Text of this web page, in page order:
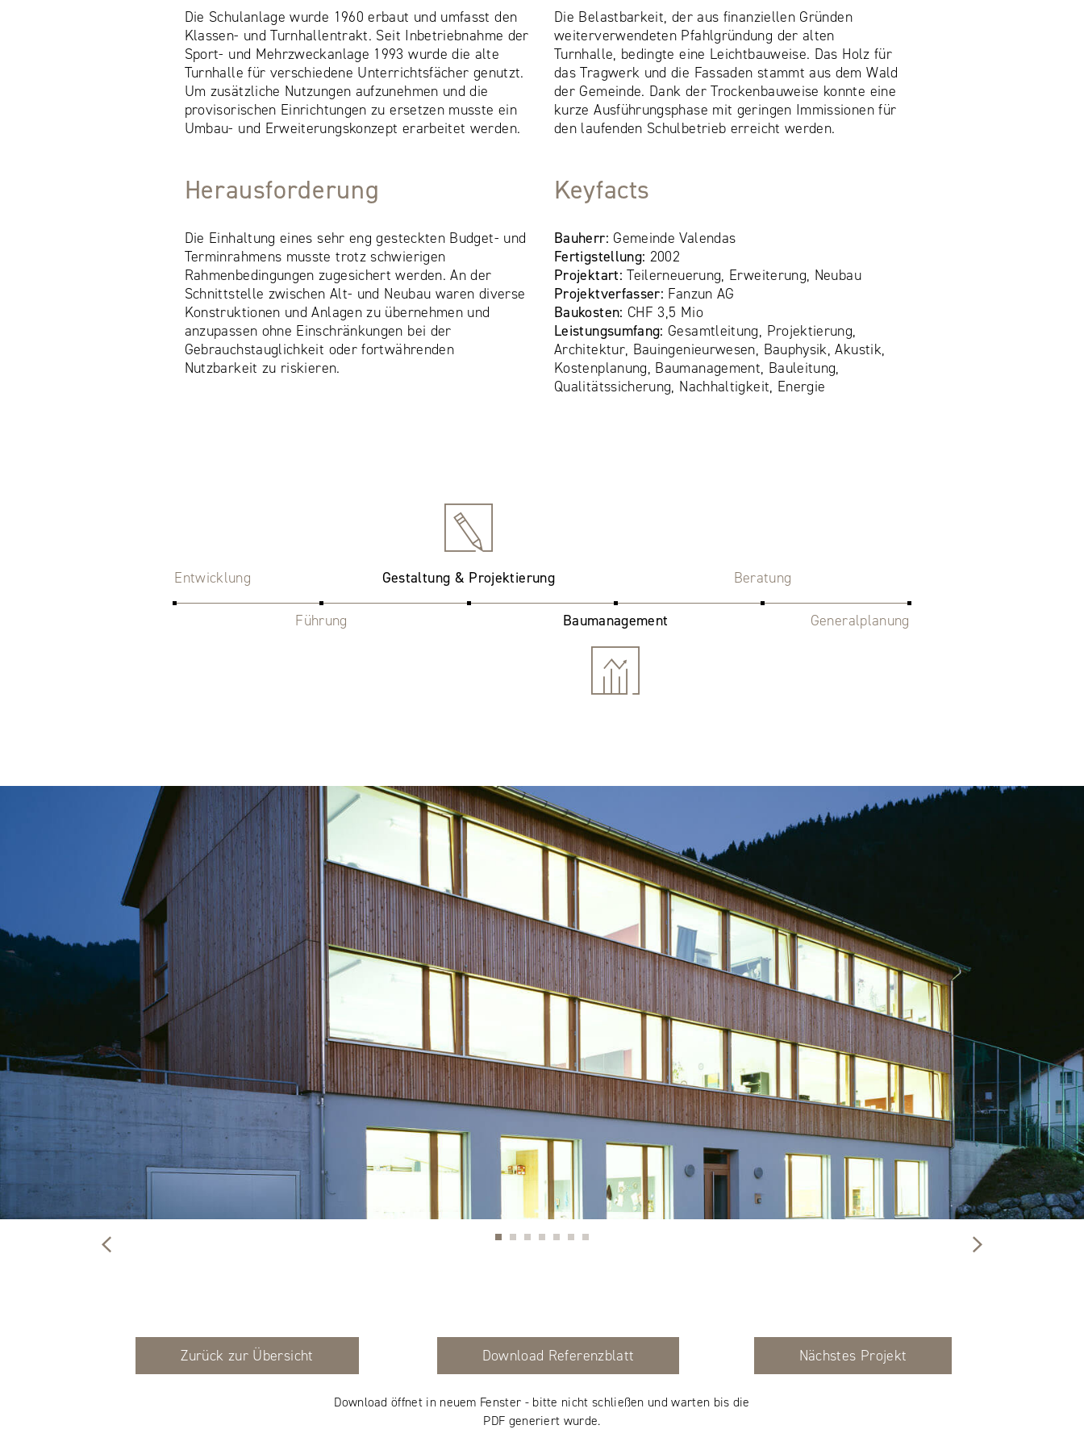
Die Schulanlage wurde 1960 erbaut und umfasst den
Klassen- und Turnhallentrakt. Seit Inbetriebnahme der
Sport- und Mehrzweckanlage 1993 wurde die alte
Turnhalle für verschiedene Unterrichtsfächer genutzt.
Um zusätzliche Nutzungen aufzunehmen und die
provisorischen Einrichtungen zu ersetzen musste ein
Umbau- und Erweiterungskonzept erarbeitet werden.
Die Belastbarkeit, der aus finanziellen Gründen
weiterverwendeten Pfahlgründung der alten
Turnhalle, bedingte eine Leichtbauweise. Das Holz für
das Tragwerk und die Fassaden stammt aus dem Wald
der Gemeinde. Dank der Trockenbauweise konnte eine
kurze Ausführungsphase mit geringen Immissionen für
den laufenden Schulbetrieb erreicht werden.
Herausforderung
Die Einhaltung eines sehr eng gesteckten Budget- und
Terminrahmens musste trotz schwierigen
Rahmenbedingungen zugesichert werden. An der
Schnittstelle zwischen Alt- und Neubau waren diverse
Konstruktionen und Anlagen zu übernehmen und
anzupassen ohne Einschränkungen bei der
Gebrauchstauglichkeit oder fortwährenden
Nutzbarkeit zu riskieren.
Keyfacts
Bauherr: Gemeinde Valendas
Fertigstellung: 2002
Projektart:Teilerneuerung, Erweiterung, Neubau
Projektverfasser: Fanzun AG
Baukosten: CHF 3,5 Mio
Leistungsumfang: Gesamtleitung, Projektierung,
Architektur, Bauingenieurwesen, Bauphysik, Akustik,
Kostenplanung, Baumanagement, Bauleitung,
Qualitätssicherung, Nachhaltigkeit, Energie
Entwicklung
Führung
Gestaltung & Projektierung
Baumanagement
Beratung
Generalplanung
Zurück zur Übersicht Download Referenzblatt Nächstes Projekt
Download öffnet in neuem Fenster - bitte nicht schließen und warten bis die
PDF generiert wurde.